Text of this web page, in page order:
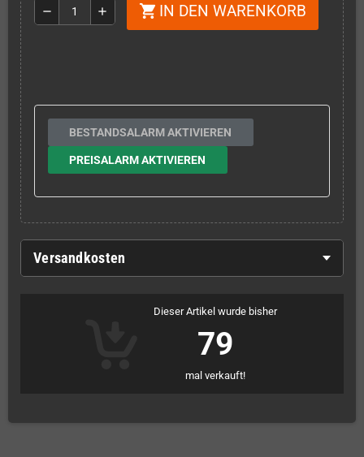
remove add shopping_cart IN DEN WARENKORB
BESTANDSALARM AKTIVIEREN
PREISALARM AKTIVIEREN
Versandkosten
Dieser Artikel wurde bisher
79
mal verkauft!